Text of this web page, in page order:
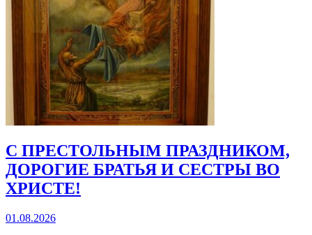
С ПРЕСТОЛЬНЫМ ПРАЗДНИКОМ,
ДОРОГИЕ БРАТЬЯ И СЕСТРЫ ВО
ХРИСТЕ!
01.08.2026